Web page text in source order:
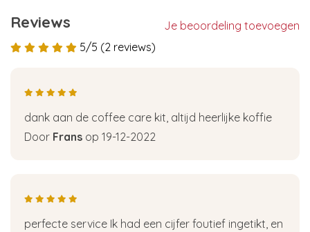
Reviews
Je beoordeling toevoegen
5/5 (2 reviews)
dank aan de coffee care kit, altijd heerlijke koffie
Door Frans op 19-12-2022
perfecte service Ik had een cijfer foutief ingetikt, en